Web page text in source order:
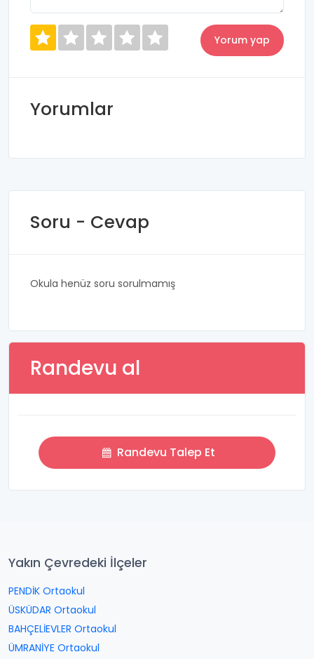
Yorumlar
Soru - Cevap
Okula henüz soru sorulmamış
Randevu al
Randevu Talep Et
Yakın Çevredeki İlçeler
PENDİK Ortaokul
ÜSKÜDAR Ortaokul
BAHÇELİEVLER Ortaokul
ÜMRANİYE Ortaokul